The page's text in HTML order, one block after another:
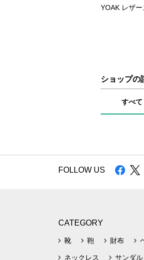
YOAK レザ
ショップの
すべて
FOLLOW US
CATEGORY
靴 鞄 財布
ネックレス サンダル